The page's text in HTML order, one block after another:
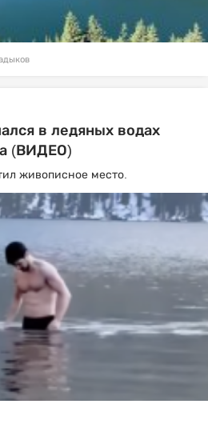
в ледяных водах
(ВИДЕО)
живописное место.